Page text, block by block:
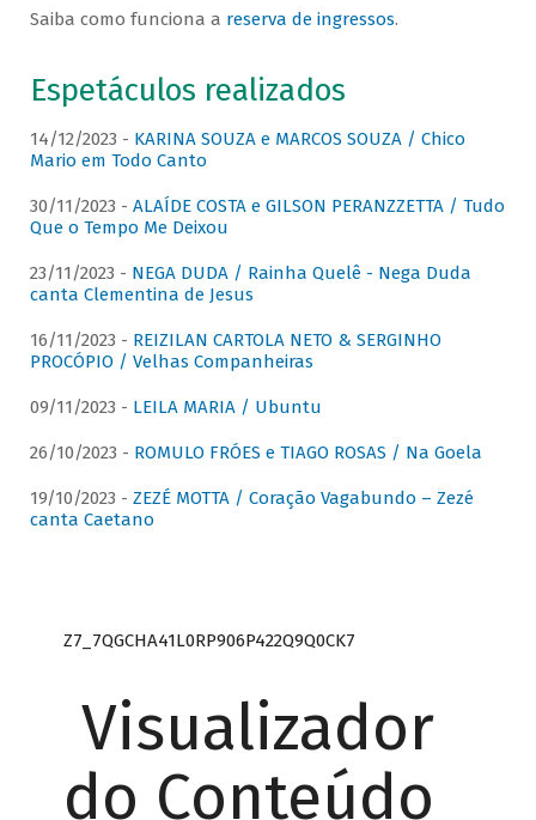
Saiba como funciona a reserva de ingressos.
Espetáculos realizados
14/12/2023 - KARINA SOUZA e MARCOS SOUZA / Chico
Mario em Todo Canto
30/11/2023 - ALAÍDE COSTA e GILSON PERANZZETTA / Tudo
Que o Tempo Me Deixou
23/11/2023 - NEGA DUDA / Rainha Quelê - Nega Duda
canta Clementina de Jesus
16/11/2023 - REIZILAN CARTOLA NETO & SERGINHO
PROCÓPIO / Velhas Companheiras
09/11/2023 - LEILA MARIA / Ubuntu
26/10/2023 - ROMULO FRÓES e TIAGO ROSAS / Na Goela
19/10/2023 - ZEZÉ MOTTA / Coração Vagabundo – Zezé
canta Caetano
Z7_7QGCHA41L0RP906P422Q9Q0CK7
Visualizador
do Conteúdo